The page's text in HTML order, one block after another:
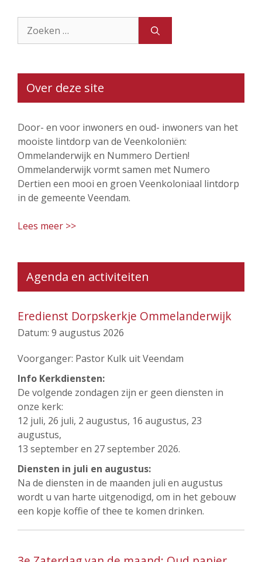
naar:
Over deze site
Door- en voor inwoners en oud- inwoners van het
mooiste lintdorp van de Veenkoloniën:
Ommelanderwijk en Nummero Dertien!
Ommelanderwijk vormt samen met Numero
Dertien een mooi en groen Veenkoloniaal lintdorp
in de gemeente Veendam.
Lees meer >>
Agenda en activiteiten
Eredienst Dorpskerkje Ommelanderwijk
Datum: 9 augustus 2026
Voorganger: Pastor Kulk uit Veendam
Info Kerkdiensten:
De volgende zondagen zijn er geen diensten in
onze kerk:
12 juli, 26 juli, 2 augustus, 16 augustus, 23
augustus,
13 september en 27 september 2026.
Diensten in juli en augustus:
Na de diensten in de maanden juli en augustus
wordt u van harte uitgenodigd, om in het gebouw
een kopje koffie of thee te komen drinken.